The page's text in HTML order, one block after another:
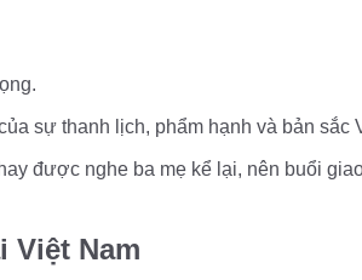
sự thanh lịch, phẩm hạnh và bản sắc
được nghe ba mẹ kể lại, nên buổi
Việt Nam